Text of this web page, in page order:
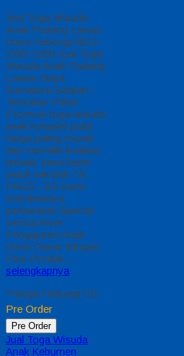
medali, topi dan
Tabung wisuda
dengan bahan saten
Rp 100.000 Rp
110.000
Pre Order / elfa-04
Pre Order
Jual Toga Wisuda
Utara
Jual Toga Wisuda
Anak Padang Lawas
Utara Hubungi 0812-